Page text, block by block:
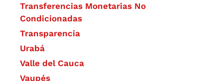
Transferencias Monetarias No
Condicionadas
Transparencia
Urabá
Valle del Cauca
Vaupés